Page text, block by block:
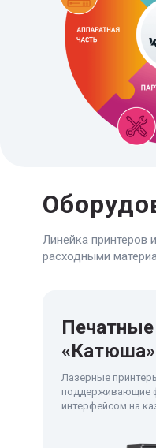
Линейка
расходными
Печатные
«Катюша»
Лазерные
поддерживающие
интерфейсом на